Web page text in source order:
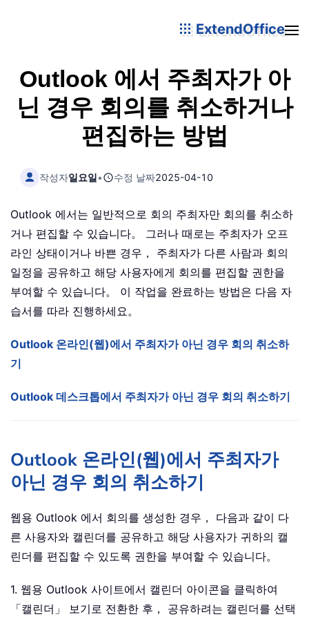
ExtendOffice
Outlook 에서 주최자가 아
닌 경우 회의를 취소하거나
편집하는 방법
작성자일요일• 수정 날짜2025-04-10
Outlook 에서는 일반적으로 회의 주최자만 회의를 취소하
거나 편집할 수 있습니다。 그러나 때로는 주최자가 오프
라인 상태이거나 바쁜 경우， 주최자가 다른 사람과 회의
일정을 공유하고 해당 사용자에게 회의를 편집할 권한을
부여할 수 있습니다。 이 작업을 완료하는 방법은 다음 자
습서를 따라 진행하세요。
Outlook 온라인(웹)에서 주최자가 아닌 경우 회의 취소하
기
Outlook 데스크톱에서 주최자가 아닌 경우 회의 취소하기
Outlook 온라인(웹)에서 주최자가
아닌 경우 회의 취소하기
웹용 Outlook 에서 회의를 생성한 경우， 다음과 같이 다
른 사용자와 캘린더를 공유하고 해당 사용자가 귀하의 캘
린더를 편집할 수 있도록 권한을 부여할 수 있습니다。
1. 웹용 Outlook 사이트에서 캘린더 아이콘을 클릭하여
「캘린더」 보기로 전환한 후， 공유하려는 캘린더를 선택